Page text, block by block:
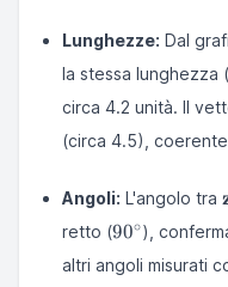
Lunghezze: Dal
la stessa lunghezza
circa 4.2 unità. Il
(circa 4.5),
Angoli: L'angolo tra
retto (90^\circ
90∘),
altri angoli misurati